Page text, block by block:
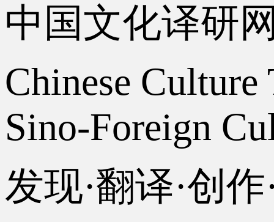
中国文化译研
Chinese
Sino-Foreign
发现·翻译·创